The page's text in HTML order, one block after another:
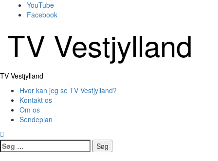
YouTube
Facebook
TV Vestjylland
Primary
TV Vestjylland
Hvor kan jeg se TV Vestjylland?
Kontakt os
Om os
Sendeplan
Søg
efter: